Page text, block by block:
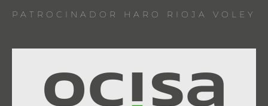
PATROCINADOR HARO RIOJA VOLEY